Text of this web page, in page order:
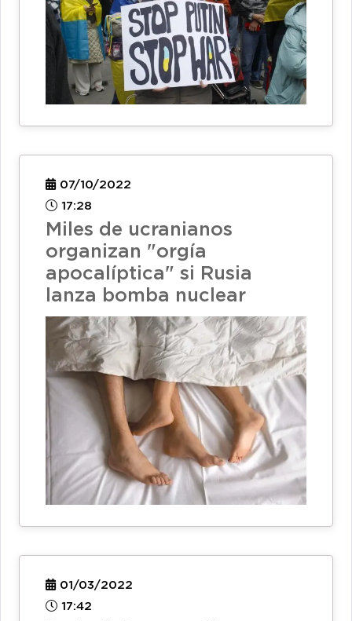
07/10/2022
17:28
Miles de ucranianos
organizan "orgía
apocalíptica" si Rusia
lanza bomba nuclear
01/03/2022
17:42